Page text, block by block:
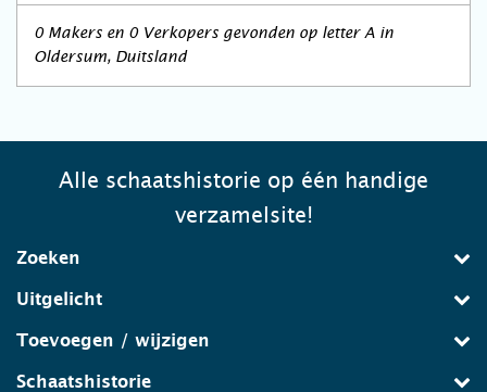
0 Makers en 0 Verkopers gevonden op letter A in
Oldersum, Duitsland
Alle schaatshistorie op één handige
verzamelsite!
Zoeken
Uitgelicht
Toevoegen / wijzigen
Schaatshistorie